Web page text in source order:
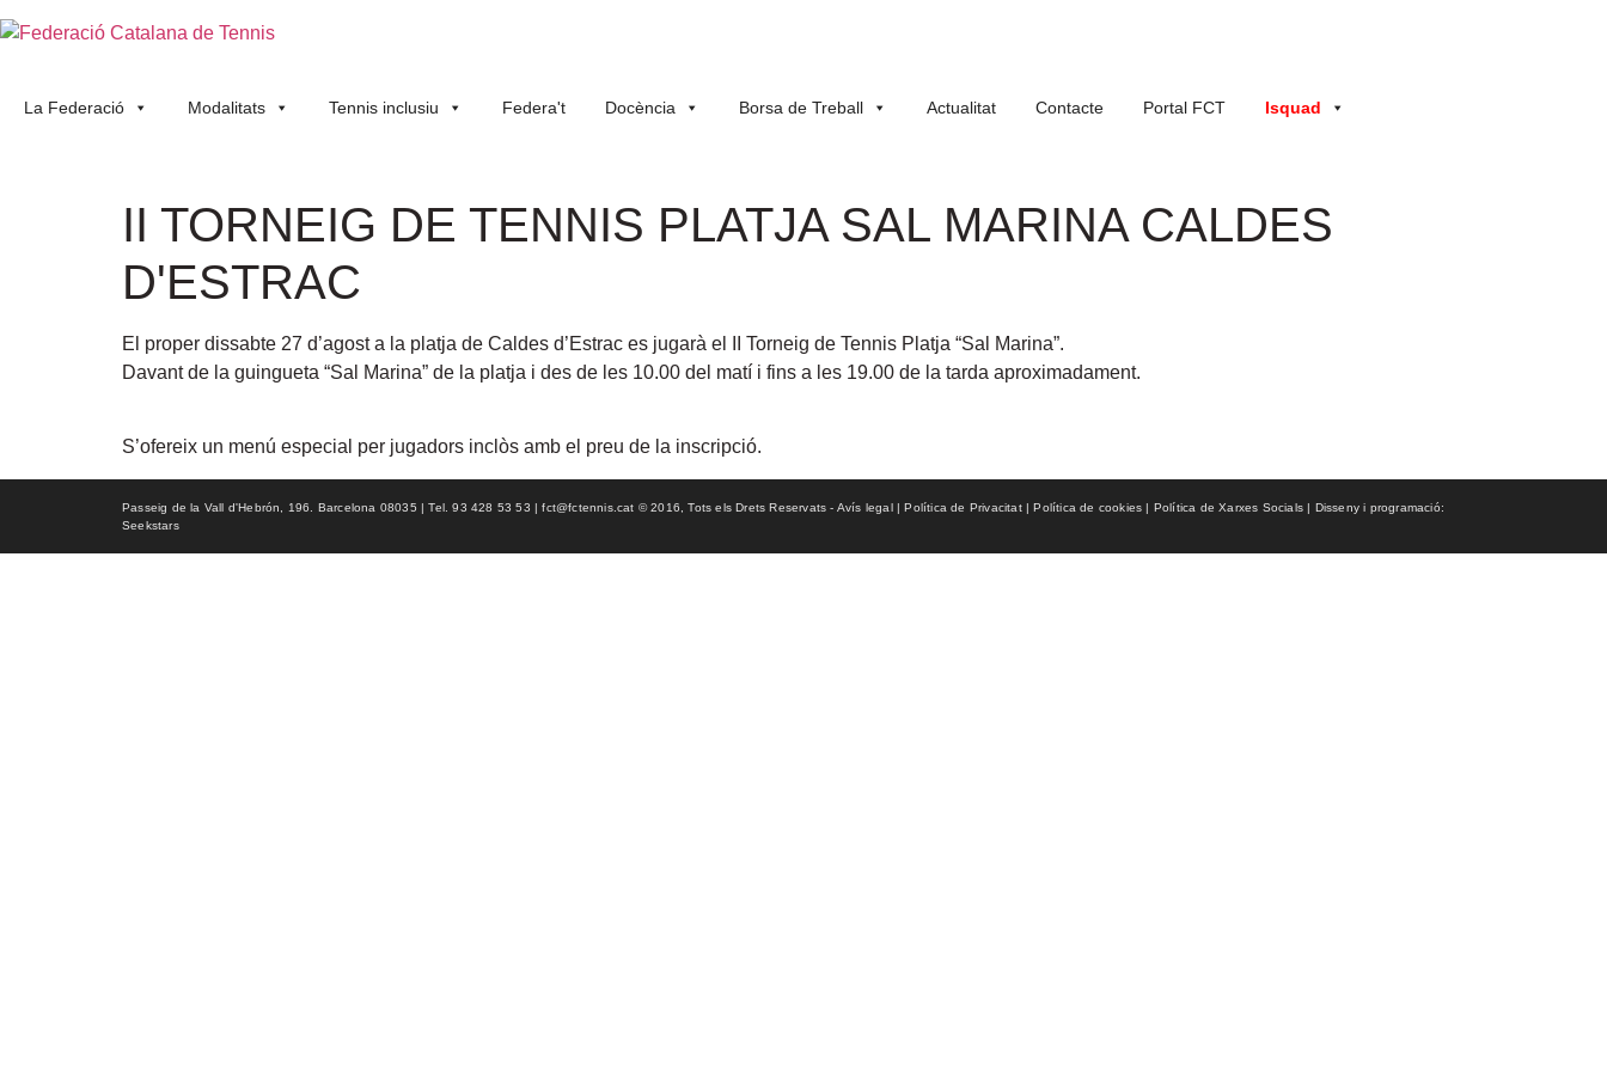
La Federació Modalitats Tennis inclusiu Federa't Docència Borsa de Treball Actualitat Contacte Portal FCT Isquad
II TORNEIG DE TENNIS PLATJA SAL MARINA CALDES
D'ESTRAC
El proper dissabte 27 d’agost a la platja de Caldes d’Estrac es jugarà el II Torneig de Tennis Platja “Sal Marina”.
Davant de la guingueta “Sal Marina” de la platja i des de les 10.00 del matí i fins a les 19.00 de la tarda aproximadament.
S’ofereix un menú especial per jugadors inclòs amb el preu de la inscripció.
Passeig de la Vall d'Hebrón, 196. Barcelona 08035 | Tel. 93 428 53 53 | fct@fctennis.cat © 2016, Tots els Drets Reservats - Avís legal | Política de Privacitat | Política de cookies | Política de Xarxes Socials | Disseny i programació:
Seekstars